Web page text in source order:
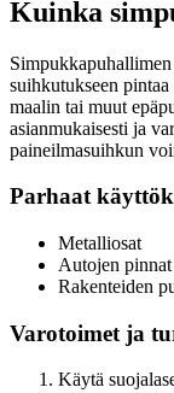
Kuinka
suihkutukseen
maalin tai muut
asianmukaisesti ja
paineilmasuihkun
Parhaat
Metalliosat
Autojen pinnat
Rakenteiden
Varotoimet ja
Käytä